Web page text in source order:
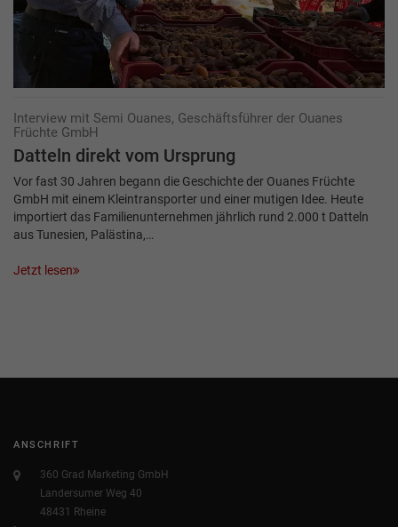
Interview mit Semi Ouanes, Geschäftsführer der Ouanes
Früchte GmbH
Datteln direkt vom Ursprung
Vor fast 30 Jahren begann die Geschichte der Ouanes Früchte
GmbH mit einem Kleintransporter und einer mutigen Idee. Heute
importiert das Familienunternehmen jährlich rund 2.000 t Datteln
aus Tunesien, Palästina,…
Jetzt lesen
ANSCHRIFT
360 Grad Marketing GmbH
Landersumer Weg 40
48431 Rheine